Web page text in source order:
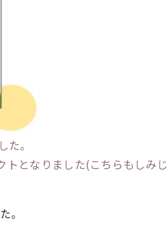
。
となりました(こちらもしみじ
。